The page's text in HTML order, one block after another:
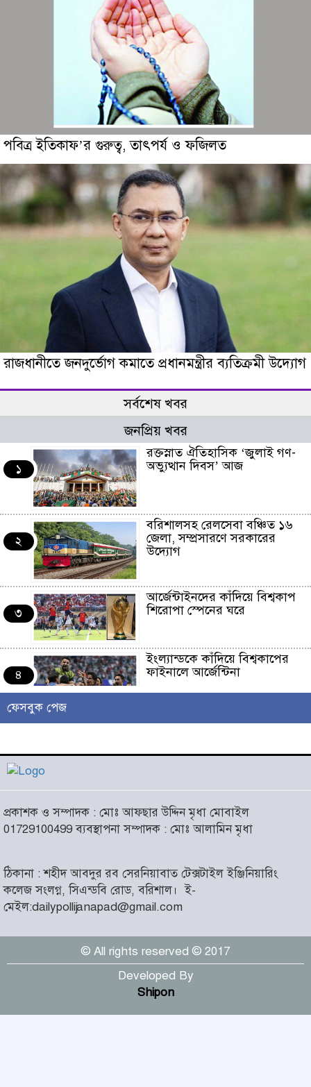
পবিত্র ইতিকাফ’র গুরুত্ব, তাৎপর্য ও ফজিলত
রাজধানীতে জনদুর্ভোগ কমাতে প্রধানমন্ত্রীর ব্যতিক্রমী উদ্যােগ
সর্বশেষ খবর
জনপ্রিয় খবর
১
রক্তস্নাত ঐতিহাসিক ‌‘জুলাই গণ-
অভ্যুত্থান দিবস’ আজ
২
বরিশালসহ রেলসেবা বঞ্চিত ১৬
জেলা, সম্প্রসারণে সরকারের
উদ্যোগ
৩
আর্জেন্টাইনদের কাঁদিয়ে বিশ্বকাপ
শিরোপা স্পেনের ঘরে
৪
ইংল্যান্ডকে কাঁদিয়ে বিশ্বকাপের
ফাইনালে আর্জেন্টিনা
৫
চরমোনাই
৬
আসন্ন বাকেরগঞ্জ পৌর নির্বাচনে
নারী কাউন্সিলর পদে দোয়া চাইলেন
বিএমএসএফ নেত্রী সাবরিনা
৭
‘ইসরাইলি সেনাবাহিনী ধ্বংসের
দ্বারপ্রান্তে’ : ইরানের হামলায়
এশিয়ায় ১৩ মার্কিন ঘাঁটি ধ্বংস
দৌলতদিয়ায় বাস ডুবি : ২৪ জনের
মরদেহ উদ্ধার, অনেকেই নিখোঁজ
ফেসবুক পেজ
প্রকাশক ও সম্পাদক : মোঃ আফছার উদ্দিন মৃধা মোবাইল
01729100499 ব্যবস্থাপনা সম্পাদক : মোঃ আলামিন মৃধা
ঠিকানা : শহীদ আবদুর রব সেরনিয়াবাত টেক্সটাইল ইঞ্জিনিয়ারিং
কলেজ সংলগ্ন, সিএন্ডবি রোড, বরিশাল।ই-
মেইল:dailypollijanapad@gmail.com
© All rights reserved © 2017
Developed By
Shipon